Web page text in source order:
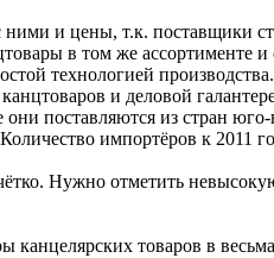
ними и цены, т.к.
в том же
технологией
и деловой
поставляются из стран
импортёров к 2011
Нужно отметить
товаров в